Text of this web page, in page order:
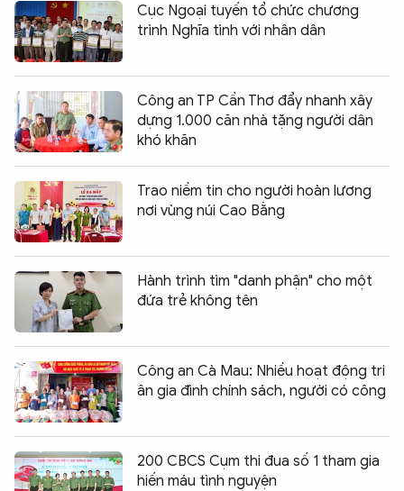
Cục Ngoại tuyến tổ chức chương
trình Nghĩa tình với nhân dân
Công an TP Cần Thơ đẩy nhanh xây
dựng 1.000 căn nhà tặng người dân
khó khăn
Trao niềm tin cho người hoàn lương
nơi vùng núi Cao Bằng
Hành trình tìm "danh phận" cho một
đứa trẻ không tên
Công an Cà Mau: Nhiều hoạt động tri
ân gia đình chính sách, người có công
200 CBCS Cụm thi đua số 1 tham gia
hiến máu tình nguyện